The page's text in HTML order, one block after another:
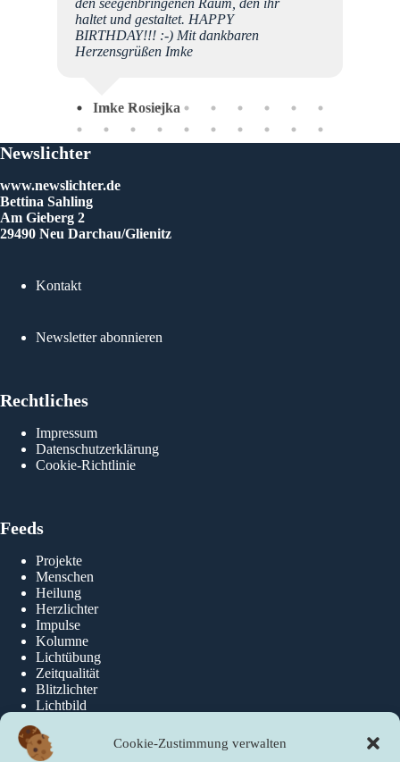
Cookie-Zustimmung verwalten
den seegenbringenen Raum, den ihr
haltet und gestaltet. HAPPY
BIRTHDAY!!! :-) Mit dankbaren
Herzensgrüßen Imke
Imke Rosiejka
Newslichter
www.newslichter.de
Bettina Sahling
Am Gieberg 2
29490 Neu Darchau/Glienitz
Kontakt
Newsletter abonnieren
Rechtliches
Impressum
Datenschutzerklärung
Cookie-Richtlinie
Feeds
Projekte
Menschen
Heilung
Herzlichter
Impulse
Kolumne
Lichtübung
Zeitqualität
Blitzlichter
Lichtbild